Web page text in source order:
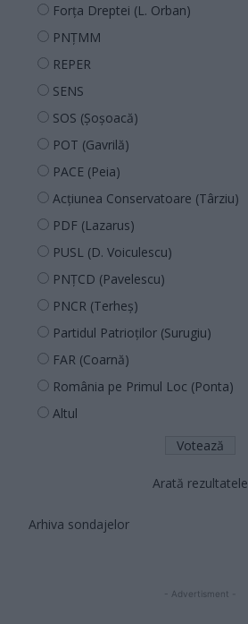
Forța Dreptei (L. Orban)
PNȚMM
REPER
SENS
SOS (Șoșoacă)
POT (Gavrilă)
PACE (Peia)
Acțiunea Conservatoare (Târziu)
PDF (Lazarus)
PUSL (D. Voiculescu)
PNȚCD (Pavelescu)
PNCR (Terheș)
Partidul Patrioților (Surugiu)
FAR (Coarnă)
România pe Primul Loc (Ponta)
Altul
Arată rezultatele
Arhiva sondajelor
- Advertisment -